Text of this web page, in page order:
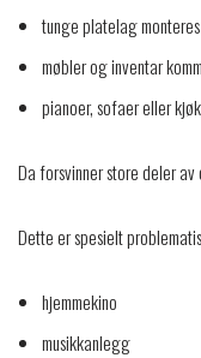
tunge platelag monteres
møbler og inventar
pianoer, sofaer eller
Da forsvinner store deler
Dette er spesielt
hjemmekino
musikkanlegg